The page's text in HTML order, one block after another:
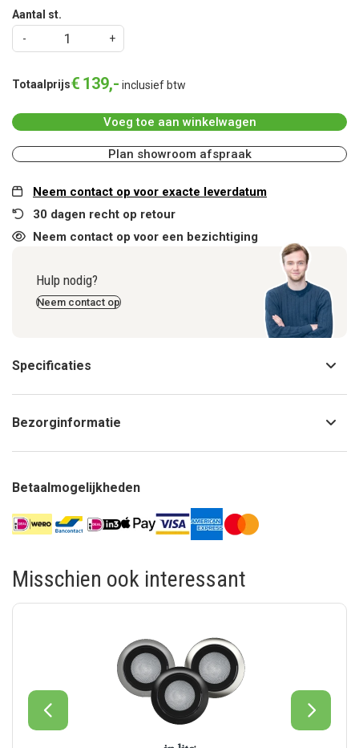
Aantal st.
Totaalprijs€ 139,- inclusief btw
Voeg toe aan winkelwagen
Plan showroom afspraak
Neem contact op voor exacte leverdatum
30 dagen recht op retour
Neem contact op voor een bezichtiging
Hulp nodig?
Neem contact op
Specificaties
Bezorginformatie
Betaalmogelijkheden
Misschien ook interessant